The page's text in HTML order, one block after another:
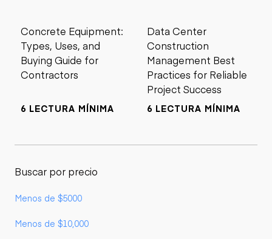
Concrete Equipment:
Types, Uses, and
Buying Guide for
Contractors
6 LECTURA MÍNIMA
Data Center
Construction
Management Best
Practices for Reliable
Project Success
6 LECTURA MÍNIMA
Buscar por precio
Menos de $5000
Menos de $10,000